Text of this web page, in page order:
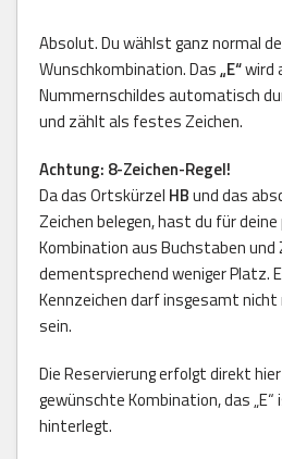
Absolut. Du wählst ganz normal
Wunschkombination. Das„E“wird
Nummernschildes automatisch
und zählt als festes Zeichen.
Achtung: 8-Zeichen-Regel!
Da das Ortskürzel HBund das
Zeichen belegen, hast du für
Kombination aus Buchstaben und
dementsprechend weniger Platz.
Kennzeichen darf insgesamt nicht
sein.
Die Reservierung erfolgt direkt
gewünschte Kombination, das
hinterlegt.